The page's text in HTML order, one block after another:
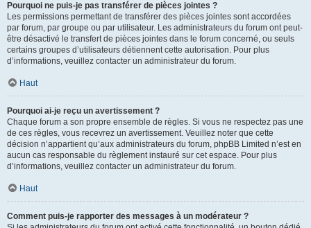
Pourquoi ne puis-je pas transférer de pièces jointes ?
Les permissions permettant de transférer des pièces jointes sont accordées
par forum, par groupe ou par utilisateur. Les administrateurs du forum ont peut-
être désactivé le transfert de pièces jointes dans le forum concerné, ou seuls
certains groupes d’utilisateurs détiennent cette autorisation. Pour plus
d’informations, veuillez contacter un administrateur du forum.
Haut
Pourquoi ai-je reçu un avertissement ?
Chaque forum a son propre ensemble de règles. Si vous ne respectez pas une
de ces règles, vous recevrez un avertissement. Veuillez noter que cette
décision n’appartient qu’aux administrateurs du forum, phpBB Limited n’est en
aucun cas responsable du règlement instauré sur cet espace. Pour plus
d’informations, veuillez contacter un administrateur du forum.
Haut
Comment puis-je rapporter des messages à un modérateur ?